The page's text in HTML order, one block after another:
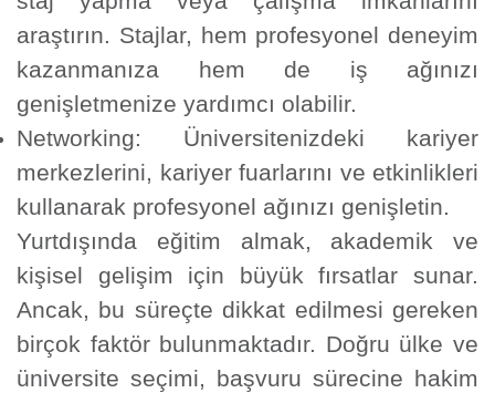
araştırın. Stajlar, hem profesyonel deneyim
kazanmanıza hem de iş ağınızı
genişletmenize yardımcı olabilir.
Networking: Üniversitenizdeki kariyer
merkezlerini, kariyer fuarlarını ve etkinlikleri
kullanarak profesyonel ağınızı genişletin.
Yurtdışında eğitim almak, akademik ve
kişisel gelişim için büyük fırsatlar sunar.
Ancak, bu süreçte dikkat edilmesi gereken
birçok faktör bulunmaktadır. Doğru ülke ve
üniversite seçimi, başvuru sürecine hakim